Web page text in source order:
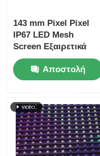
143 mm Pixel Pixel
IP67 LED Mesh
Screen Εξαιρετικά
ελαφριά εξωτερική
μεγάλη οθόνη για
δημιουργικά έργα
Αποστολή